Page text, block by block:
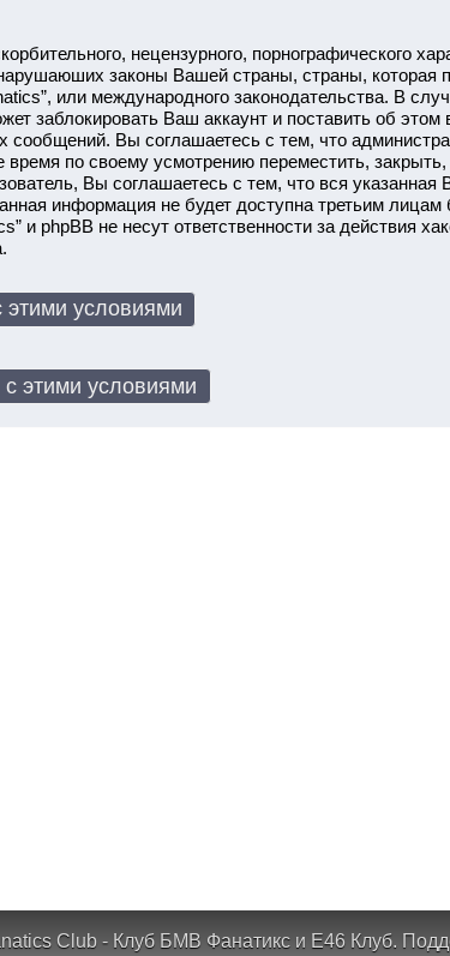
нецензурного, порнографического
законы Вашей страны, страны, которая
или международного законодательства. В
заблокировать Ваш аккаунт и поставить об этом
Вы соглашаетесь с тем, что
по своему усмотрению переместить, закрыть,
Вы соглашаетесь с тем, что вся указанная
информация не будет доступна третьим лицам
и phpBB не несут ответственности за действия
Club - Клуб БМВ Фанатикс и Е46 Клуб.